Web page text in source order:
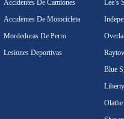
Accidentes De Camiones
Accidentes De Motocicleta
Mordeduras De Perro
Lesiones Deportivas
Lee’s
Blue
Liberty
Olathe